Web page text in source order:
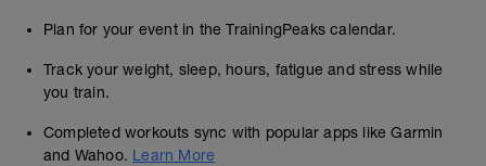
Plan for your event in the TrainingPeaks calendar.
Track your weight, sleep, hours, fatigue and stress while
you train.
Completed workouts sync with popular apps like Garmin
and Wahoo. Learn More